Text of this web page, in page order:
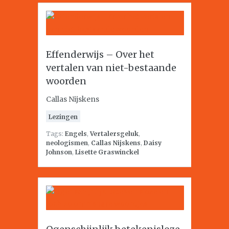
Effenderwijs – Over het
vertalen van niet-bestaande
woorden
Callas Nijskens
Lezingen
Tags: Engels,Vertalersgeluk,
neologismen, Callas Nijskens, Daisy
Johnson, Lisette Graswinckel